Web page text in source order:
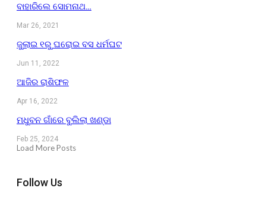
ବାହାରିଲେ ସୋମନାଥ…
Mar 26, 2021
ଜୁଲାଇ ୧ରୁ ଘରୋଇ ବସ ଧର୍ମଘଟ
Jun 11, 2022
ଆଜିର ରାଶିଫଳ
Apr 16, 2022
ମଧୁବନ ଗାଁରେ ବୁଲିଲା ଖଣ୍ଡା
Feb 25, 2024
Load More Posts
Follow Us